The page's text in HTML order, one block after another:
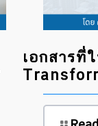
เอกสารที่